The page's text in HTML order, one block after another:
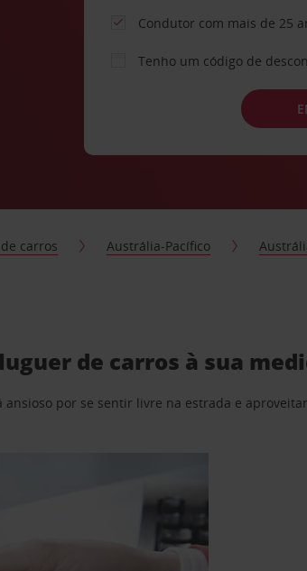
Condutor com mais de 25
Tenho um código de
carros Austrália-Pacífico
de carros à sua
por se sentir livre na estrada e